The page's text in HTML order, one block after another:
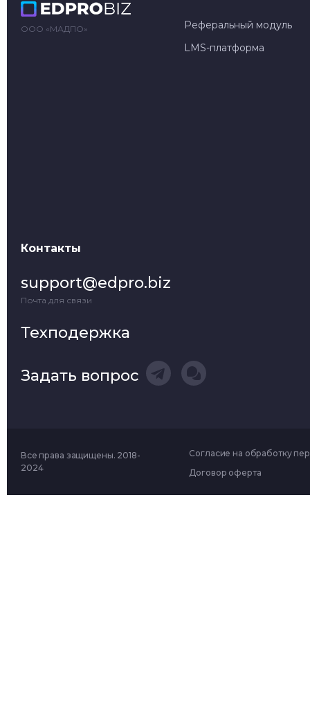
ООО «МАДПО»
Реферальный модуль
LMS-платформа
Контакты
support@edpro.biz
Почта для связи
Техподержка
Задать вопрос
Все права защищены. 2018-
2024
Согласие на обработку
Договор оферта